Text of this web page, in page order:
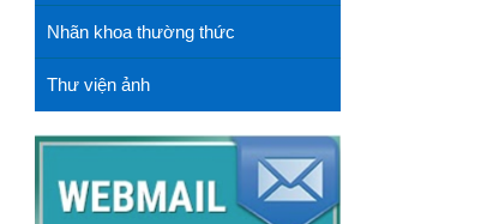
Nhãn khoa thường thức
Thư viện ảnh